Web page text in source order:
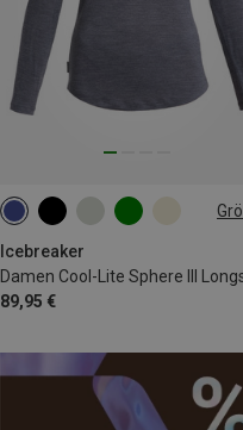
Icebreaker
89,95 €
XS S M